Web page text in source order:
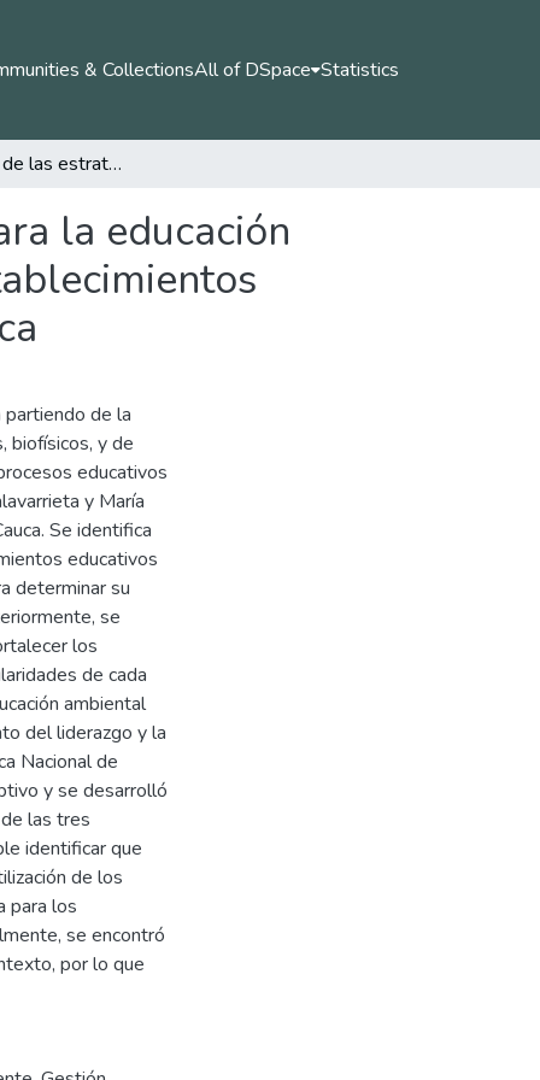
& CollectionsAll of DSpace Statistics
Identificación de las estrategias de comunicación para la educación ambiental a partir del contexto sociocultural en establecimientos educativos del municipio de Obando, Valle del Cauca
la educación
partiendo de la
biofísicos, y de
educativos
y María
Se identifica
educativos
determinar su
se
los
de cada
ambiental
del liderazgo y la
Nacional de
y se desarrolló
las tres
identificar que
de los
para los
se encontró
por lo que